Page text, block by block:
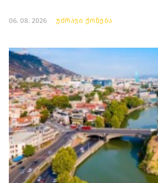
06. 08. 2026 უძრავი ქონება